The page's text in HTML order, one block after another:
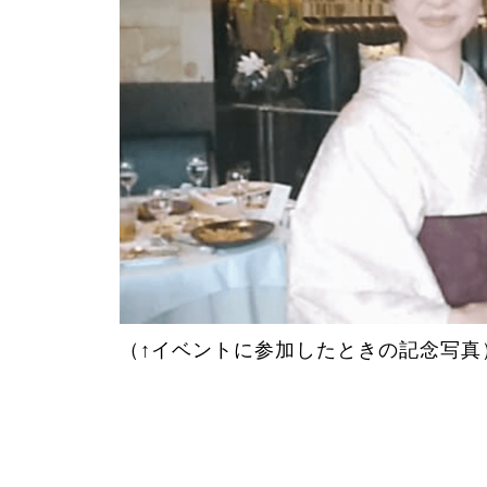
（↑イベントに参加したときの記念写真